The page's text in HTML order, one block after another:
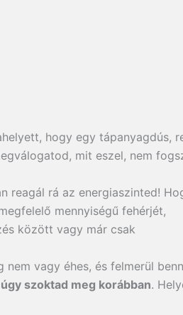
hogy egy tápanyagdús,
mit eszel, nem
reagál rá az energiaszinted!
mennyiségű fehérjét,
között vagy már csak
vagy éhes, és felmerül
szoktad meg korábban.